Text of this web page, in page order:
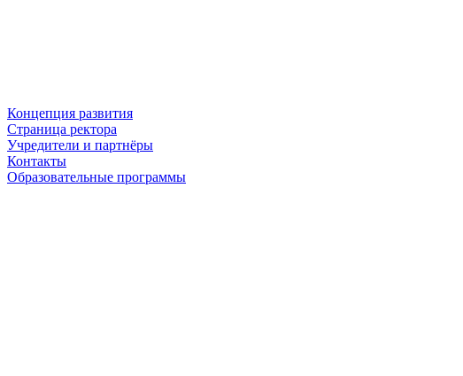
Концепция развития
Страница ректора
Учредители и партнёры
Контакты
Образовательные программы